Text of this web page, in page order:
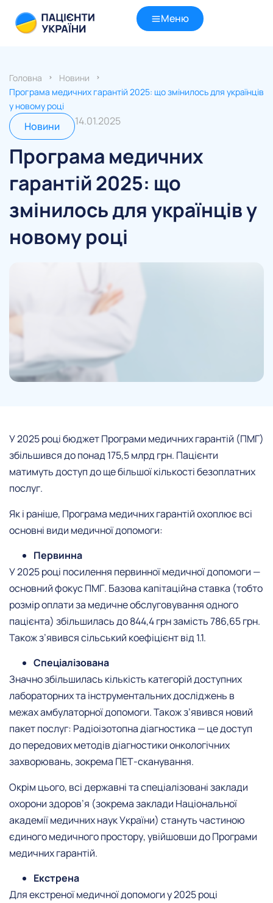
Меню
Головна
Новини
Програма медичних гарантій 2025: що змінилось для українців
у новому році
Новини 14.01.2025
Програма медичних
гарантій 2025: що
змінилось для українців у
новому році
У 2025 році бюджет Програми медичних гарантій (ПМГ)
збільшився до понад 175,5 млрд грн. Пацієнти
матимуть доступ до ще більшої кількості безоплатних
послуг.
Як і раніше, Програма медичних гарантій охоплює всі
основні види медичної допомоги:
Первинна
У 2025 році посилення первинної медичної допомоги —
основний фокус ПМГ. Базова капітаційна ставка (тобто
розмір оплати за медичне обслуговування одного
пацієнта) збільшилась до 844,4 грн замість 786,65 грн.
Також з’явився сільський коефіцієнт від 1.1.
Спеціалізована
Значно збільшилась кількість категорій доступних
лабораторних та інструментальних досліджень в
межах амбулаторної допомоги. Також з’явився новий
пакет послуг: Радіоізотопна діагностика — це доступ
до передових методів діагностики онкологічних
захворювань, зокрема ПЕТ-сканування.
Окрім цього, всі державні та спеціалізовані заклади
охорони здоров’я (зокрема заклади Національної
академії медичних наук України) стануть частиною
єдиного медичного простору, увійшовши до Програми
медичних гарантій.
Екстрена
Для екстреної медичної допомоги у 2025 році